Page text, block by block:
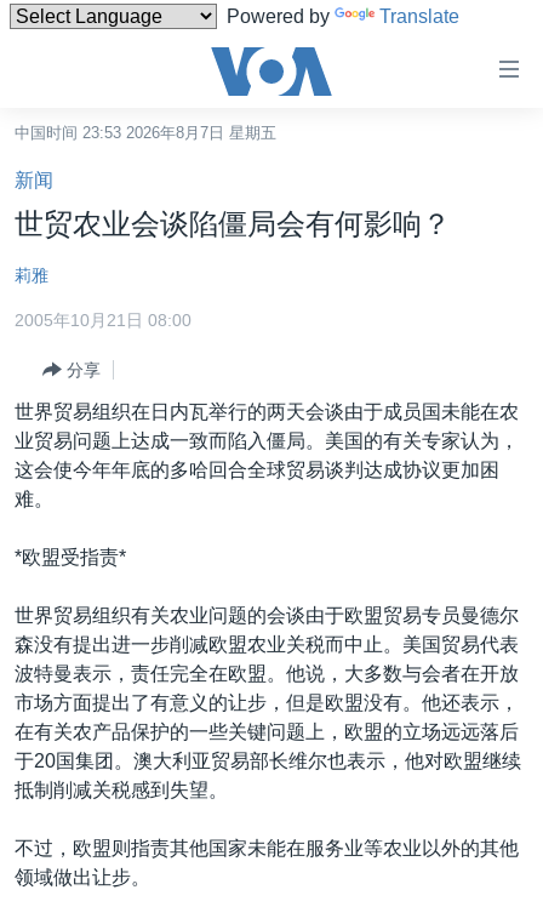
Powered by Translate
碍
链
接
转
内
转
到
导
航
转
检
索
中国
台湾
港澳
国际
最新国际新闻
印太
中东
欧洲
美洲
全球议题
分类新闻
经济·金融·贸易
人权·法律·宗教
科教·文娱·体健
劳工
环境
美中关系
热点专题
白宫要闻
美中关系
美国建国250周年
埃博拉疫情
美国之音专访
台海两岸关系
VOA视频
中文广播
关注我们
其他语言网站
中国时间 23:53 2026年8月7日 星期五
新闻
世贸农业会谈陷僵局会有何影响？
莉雅
2005年10月21日 08:00
分享
世界贸易组织在日内瓦举行的两天会谈由于成员国未能在农
业贸易问题上达成一致而陷入僵局。美国的有关专家认为，
这会使今年年底的多哈回合全球贸易谈判达成协议更加困
难。
*欧盟受指责*
世界贸易组织有关农业问题的会谈由于欧盟贸易专员曼德尔
森没有提出进一步削减欧盟农业关税而中止。美国贸易代表
波特曼表示，责任完全在欧盟。他说，大多数与会者在开放
市场方面提出了有意义的让步，但是欧盟没有。他还表示，
在有关农产品保护的一些关键问题上，欧盟的立场远远落后
于20国集团。澳大利亚贸易部长维尔也表示，他对欧盟继续
抵制削减关税感到失望。
不过，欧盟则指责其他国家未能在服务业等农业以外的其他
领域做出让步。